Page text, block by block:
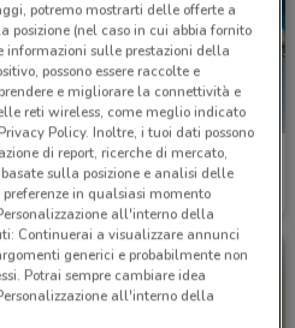
Allianz
Scade il 31/12
potremo mostrarti delle offerte a
posizione (nel caso in cui abbia fornito
informazioni sulle prestazioni della
possono essere raccolte e
e migliorare la connettività e
reti wireless, come meglio indicato
Policy. Inoltre, i tuoi dati possono
di report, ricerche di mercato,
sulla posizione e analisi delle
in qualsiasi momento
all'interno della
Continuerai a visualizzare annunci
generici e probabilmente non
Potrai sempre cambiare idea
all'interno della